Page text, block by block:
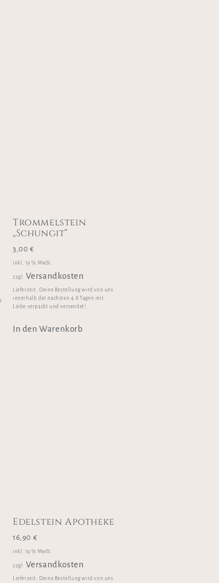
Trommelstein
„Schungit“
3,00 €
inkl. 19 % MwSt.
zzgl. Versandkosten
Lieferzeit: Deine Bestellung wird von uns
innerhalb der nächsten 4-8 Tagen mit
Liebe verpackt und versendet!
In den Warenkorb
Edelstein Apotheke
16,90 €
inkl. 19 % MwSt.
zzgl. Versandkosten
Lieferzeit: Deine Bestellung wird von uns